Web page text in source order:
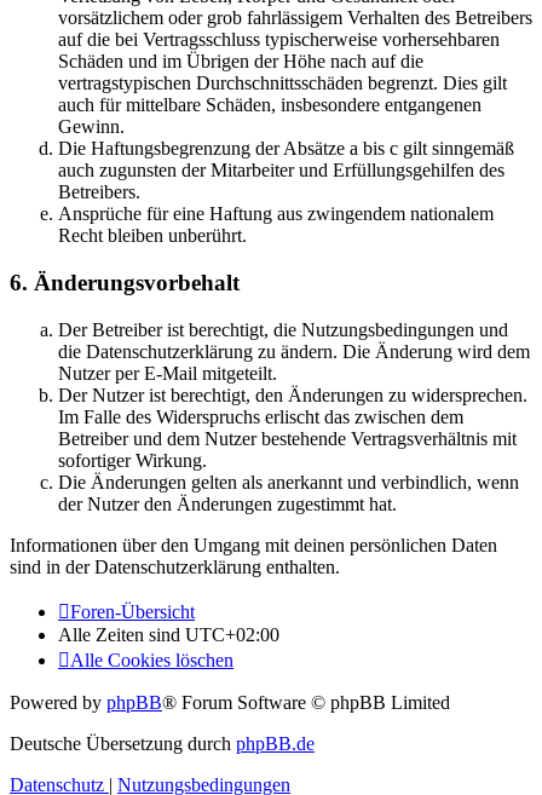
vorsätzlichem oder grob fahrlässigem Verhalten des Betreibers
auf die bei Vertragsschluss typischerweise vorhersehbaren
Schäden und im Übrigen der Höhe nach auf die
vertragstypischen Durchschnittsschäden begrenzt. Dies gilt
auch für mittelbare Schäden, insbesondere entgangenen
Gewinn.
Die Haftungsbegrenzung der Absätze a bis c gilt sinngemäß
auch zugunsten der Mitarbeiter und Erfüllungsgehilfen des
Betreibers.
Ansprüche für eine Haftung aus zwingendem nationalem
Recht bleiben unberührt.
6. Änderungsvorbehalt
Der Betreiber ist berechtigt, die Nutzungsbedingungen und
die Datenschutzerklärung zu ändern. Die Änderung wird dem
Nutzer per E-Mail mitgeteilt.
Der Nutzer ist berechtigt, den Änderungen zu widersprechen.
Im Falle des Widerspruchs erlischt das zwischen dem
Betreiber und dem Nutzer bestehende Vertragsverhältnis mit
sofortiger Wirkung.
Die Änderungen gelten als anerkannt und verbindlich, wenn
der Nutzer den Änderungen zugestimmt hat.
Informationen über den Umgang mit deinen persönlichen Daten
sind in der Datenschutzerklärung enthalten.
Foren-Übersicht
Alle Zeiten sind UTC+02:00
Alle Cookies löschen
Powered by phpBB® Forum Software © phpBB Limited
Deutsche Übersetzung durch phpBB.de
Datenschutz | Nutzungsbedingungen